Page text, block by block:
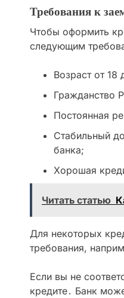
Требования к
Чтобы оформить
следующим
Возраст от 18
Гражданство
Постоянная
Стабильный
банка;
Хорошая
Читать статью
Для некоторых
требования,
Если вы не
кредите․ Банк